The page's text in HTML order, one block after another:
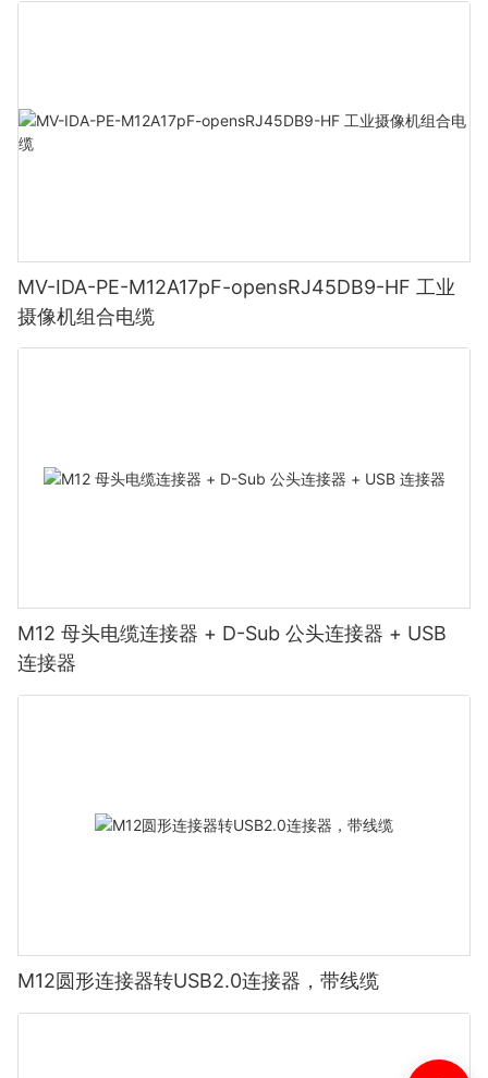
MV-IDA-PE-M12A17pF-opensRJ45DB9-HF 工业
摄像机组合电缆
M12 母头电缆连接器 + D-Sub 公头连接器 + USB
连接器
M12圆形连接器转USB2.0连接器，带线缆